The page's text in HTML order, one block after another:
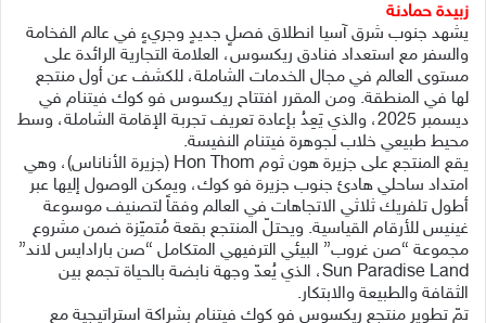
زبيدة حمادنة
يشهد جنوب شرق آسيا انطلاق فصلٍ جديدٍ وجريءٍ في عالم الفخامة
والسفر مع استعداد فنادق ريكسوس، العلامة التجارية الرائدة على
مستوى العالم في مجال الخدمات الشاملة، للكشف عن أول منتجع
لها في المنطقة. ومن المقرر افتتاح ريكسوس فو كوك فيتنام في
ديسمبر 2025، والذي يَعِدُ بإعادة تعريف تجربة الإقامة الشاملة، وسط
محيط طبيعي خلاب لجوهرة فيتنام النفيسة.
يقع المنتجع على جزيرة هون ثوم Hon Thom (جزيرة الأناناس)، وهي
امتداد ساحلي هادئ جنوب جزيرة فو كوك، ويمكن الوصول إليها عبر
أطول تلفريك ثلاثي الاتجاهات في العالم وفقاً لتصنيف موسوعة
غينيس للأرقام القياسية. ويحتلّ المنتجع بقعة مُتميّزة ضمن مشروع
مجموعة “صن غروب” البيئي الترفيهي المتكامل “صن بارادايس لاند”
Sun Paradise Land، الذي يُعدّ وجهة نابضة بالحياة تجمع بين
الثقافة والطبيعة والابتكار.
تمّ تطوير منتجع ريكسوس فو كوك فيتنام بشراكة استراتيجية مع